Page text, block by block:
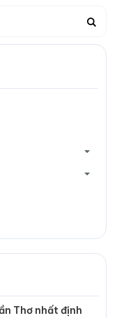
Thơ nhất định